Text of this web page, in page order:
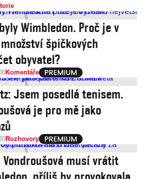
Wimbledon. Proč je v
špičkových
obyvatel?
Komentáře
Jsem posedlá tenisem.
je pro mě jako
Rozhovory
Vondroušová musí vrátit